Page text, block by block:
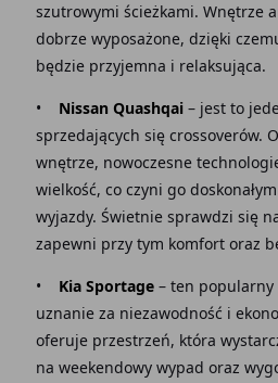
szutrowymi ścieżkami. Wnętrze
dobrze wyposażone, dzięki
będzie przyjemna i relaksująca.
• Nissan Quashqai– jest to
sprzedających się crossoverów.
wnętrze, nowoczesne
wielkość, co czyni go
wyjazdy. Świetnie sprawdzi się
zapewni przy tym komfort oraz
• Kia Sportage– ten popularny
uznanie za niezawodność i
oferuje przestrzeń, która
na weekendowy wypad oraz